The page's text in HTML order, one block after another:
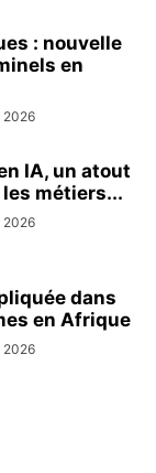
: nouvelle
en
2026
IA, un atout
métiers...
2026
dans
en Afrique
2026